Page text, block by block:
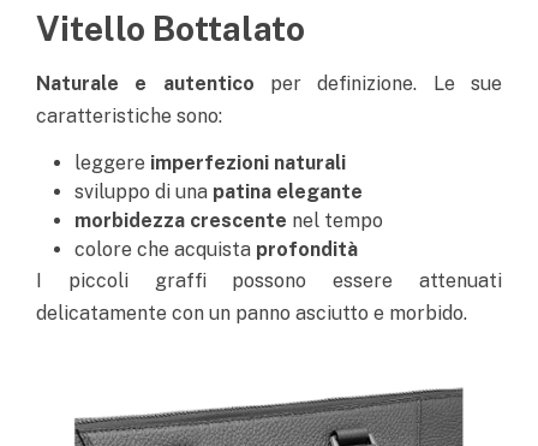
Vitello Bottalato
Naturale e autentico per definizione. Le sue
caratteristiche sono:
leggere imperfezioni naturali
sviluppo di una patina elegante
morbidezza crescente nel tempo
colore che acquista profondità
I piccoli graffi possono essere attenuati
delicatamente con un panno asciutto e morbido.